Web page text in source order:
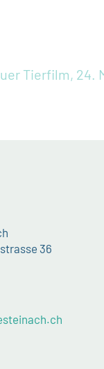
Tierfilm, 24.
36